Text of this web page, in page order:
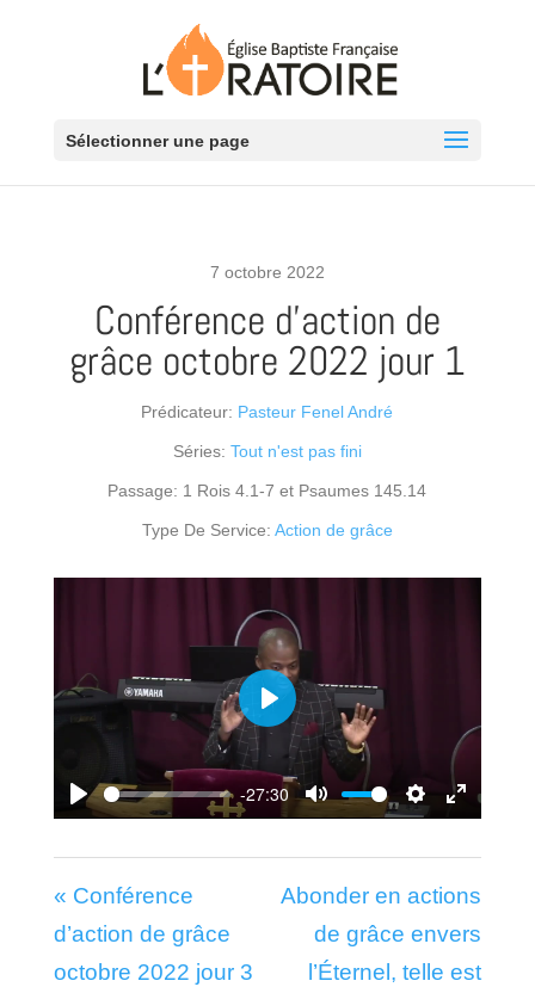
Sélectionner une page
7 octobre 2022
Conférence d’action de
grâce octobre 2022 jour 1
Prédicateur: Pasteur Fenel André
Séries: Tout n'est pas fini
Passage: 1 Rois 4.1-7 et Psaumes 145.14
Type De Service: Action de grâce
Play
-27:30
Mute Settings
Enter
Play
« Conférence
d’action de grâce
octobre 2022 jour 3
Abonder en actions
de grâce envers
l’Éternel, telle est